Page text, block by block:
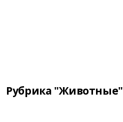
Рубрика "Животные"